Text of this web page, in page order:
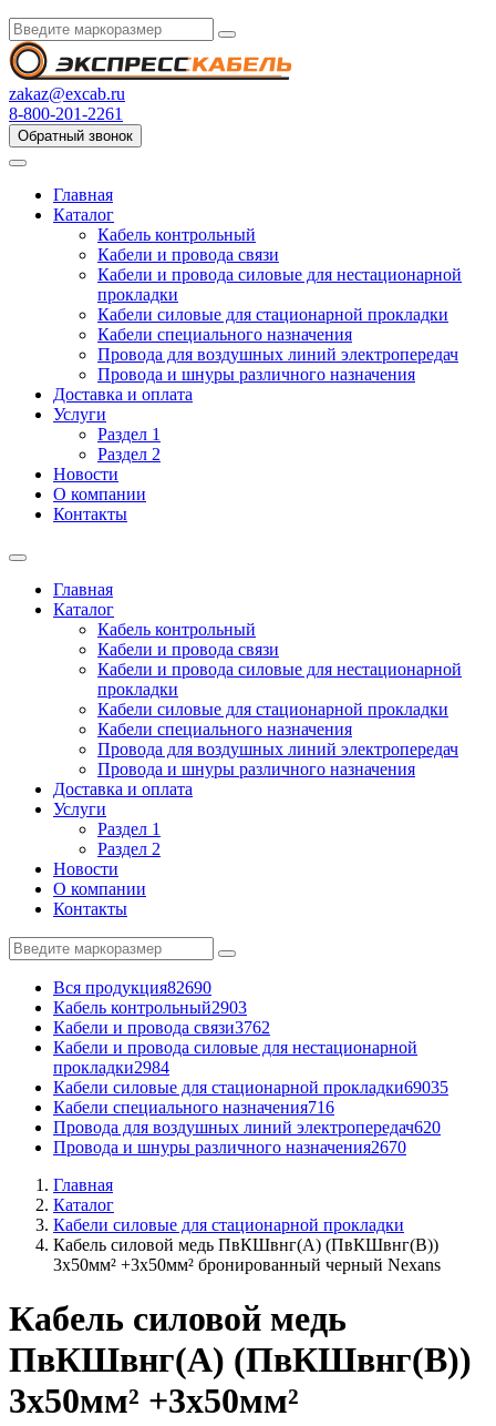
zakaz@excab.ru
8-800-201-2261
Обратный звонок
Главная
Каталог
Кабель контрольный
Кабели и провода связи
Кабели и провода силовые для нестационарной
прокладки
Кабели силовые для стационарной прокладки
Кабели специального назначения
Провода для воздушных линий электропередач
Провода и шнуры различного назначения
Доставка и оплата
Услуги
Раздел 1
Раздел 2
Новости
О компании
Контакты
Главная
Каталог
Кабель контрольный
Кабели и провода связи
Кабели и провода силовые для нестационарной
прокладки
Кабели силовые для стационарной прокладки
Кабели специального назначения
Провода для воздушных линий электропередач
Провода и шнуры различного назначения
Доставка и оплата
Услуги
Раздел 1
Раздел 2
Новости
О компании
Контакты
Вся продукция82690
Кабель контрольный2903
Кабели и провода связи3762
Кабели и провода силовые для нестационарной
прокладки2984
Кабели силовые для стационарной прокладки69035
Кабели специального назначения716
Провода для воздушных линий электропередач620
Провода и шнуры различного назначения2670
Главная
Каталог
Кабели силовые для стационарной прокладки
Кабель силовой медь ПвКШвнг(А) (ПвКШвнг(B))
3x50мм² +3x50мм² бронированный черный Nexans
Кабель силовой медь
ПвКШвнг(А) (ПвКШвнг(B))
3x50мм² +3x50мм²